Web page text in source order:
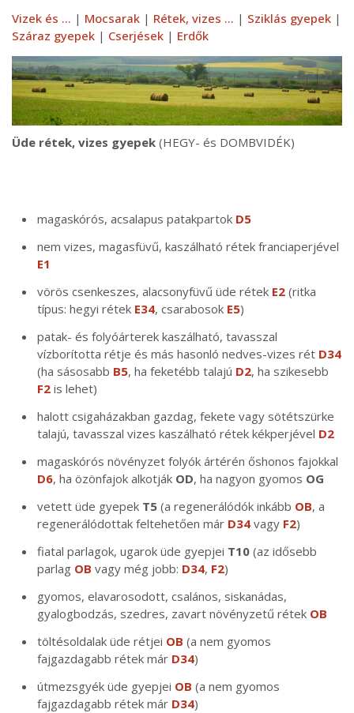
Vizek és ... | Mocsarak | Rétek, vizes ... | Sziklás gyepek |
Száraz gyepek | Cserjések | Erdők
Üde rétek, vizes gyepek (HEGY- és DOMBVIDÉK)
magaskórós, acsalapus patakpartok D5
nem vizes, magasfüvű, kaszálható rétek franciaperjével
E1
vörös csenkeszes, alacsonyfüvű üde rétek E2(ritka
típus: hegyi rétek E34, csarabosok E5)
patak- és folyóárterek kaszálható, tavasszal
vízborította rétje és más hasonló nedves-vizes rét D34
(ha sásosabb B5, ha feketébb talajú D2, ha szikesebb
F2is lehet)
halott csigaházakban gazdag, fekete vagy sötétszürke
talajú, tavasszal vizes kaszálható rétek kékperjével D2
magaskórós növényzet folyók ártérén őshonos fajokkal
D6, ha özönfajok alkotják OD, ha nagyon gyomos OG
vetett üde gyepek T5(a regenerálódók inkább OB, a
regenerálódottak feltehetően már D34vagy F2)
fiatal parlagok, ugarok üde gyepjei T10(az idősebb
parlag OB vagy még jobb: D34, F2)
gyomos, elavarosodott, csalános, siskanádas,
gyalogbodzás, szedres, zavart növényzetű rétek OB
töltésoldalak üde rétjei OB (a nem gyomos
fajgazdagabb rétek már D34)
útmezsgyék üde gyepjei OB (a nem gyomos
fajgazdagabb rétek már D34)